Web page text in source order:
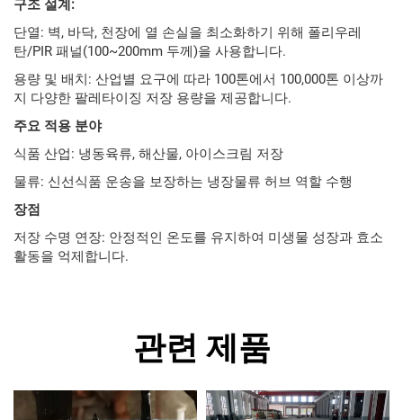
구조 설계:
단열: 벽, 바닥, 천장에 열 손실을 최소화하기 위해 폴리우레
탄/PIR 패널(100~200mm 두께)을 사용합니다.
용량 및 배치: 산업별 요구에 따라 100톤에서 100,000톤 이상까
지 다양한 팔레타이징 저장 용량을 제공합니다.
주요 적용 분야
식품 산업: 냉동육류, 해산물, 아이스크림 저장
물류: 신선식품 운송을 보장하는 냉장물류 허브 역할 수행
장점
저장 수명 연장: 안정적인 온도를 유지하여 미생물 성장과 효소
활동을 억제합니다.
관련 제품